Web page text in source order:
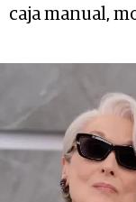
caja manual,